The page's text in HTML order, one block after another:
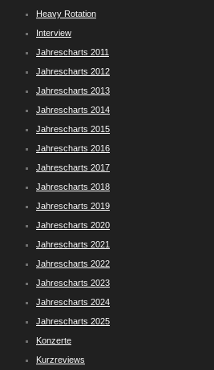
Heavy Rotation
Interview
Jahrescharts 2011
Jahrescharts 2012
Jahrescharts 2013
Jahrescharts 2014
Jahrescharts 2015
Jahrescharts 2016
Jahrescharts 2017
Jahrescharts 2018
Jahrescharts 2019
Jahrescharts 2020
Jahrescharts 2021
Jahrescharts 2022
Jahrescharts 2023
Jahrescharts 2024
Jahrescharts 2025
Konzerte
Kurzreviews